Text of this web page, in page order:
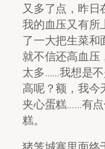
又多了点，昨日
我的血压又有所
了一大把生菜和
就不信还高血压
太多……我想是
高呢？额，我今
夹心蛋糕……有
糕。